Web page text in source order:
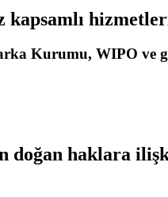
kapsamlı
Kurumu, WIPO
haklara